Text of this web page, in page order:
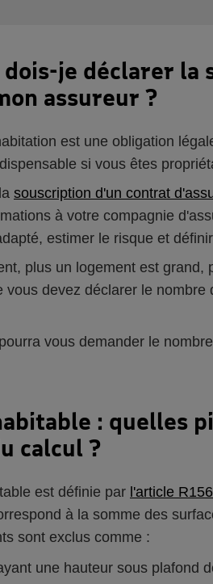
je déclarer la
assureur ?
est une obligation
si vous êtes
souscription d'un contrat
à votre compagnie
estimer le risque et
plus un logement est
vous devez déclarer le
vous demander le
: quelles
calcul ?
est définie par l'article
à la somme des
sont exclus comme :
une hauteur sous plafond